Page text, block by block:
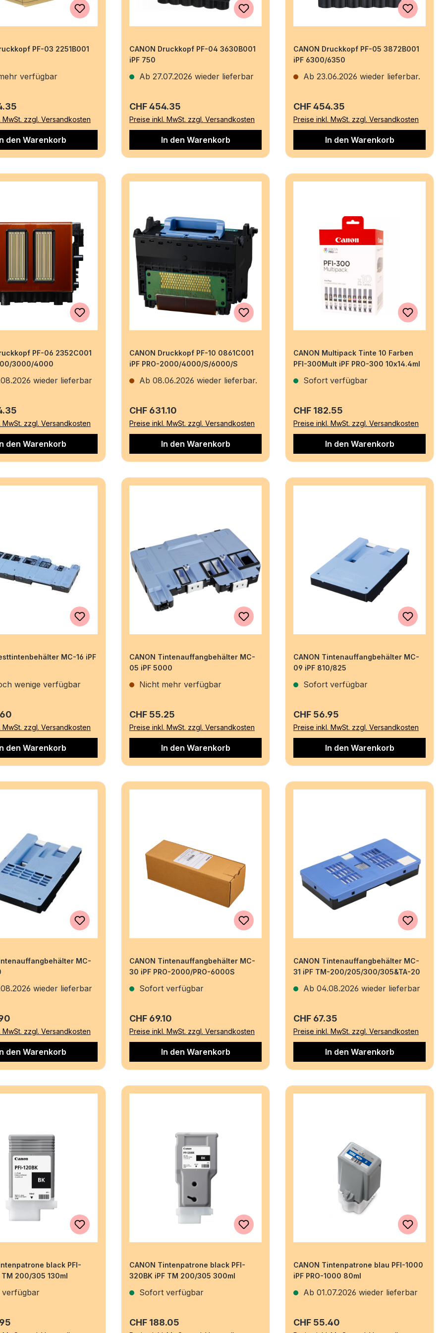
PF-03 2251B001
verfügbar
Preis:
MwSt. zzgl. Versandkosten
den Warenkorb
CANON Druckkopf PF-04 3630B001
iPF 750
Ab 27.07.2026 wieder lieferbar
Regulärer Preis:
CHF 454.35
Preise inkl. MwSt. zzgl. Versandkosten
In den Warenkorb
CANON Druckkopf PF-05 3872B001
iPF 6300/6350
Ab 23.06.2026 wieder lieferbar.
Regulärer Preis:
CHF 454.35
Preise inkl. MwSt. zzgl. Versandkosten
In den Warenkorb
PF-06 2352C001
3000/4000
wieder lieferbar
Preis:
MwSt. zzgl. Versandkosten
den Warenkorb
CANON Druckkopf PF-10 0861C001
iPF PRO-2000/4000/S/6000/S
Ab 08.06.2026 wieder lieferbar.
Regulärer Preis:
CHF 631.10
Preise inkl. MwSt. zzgl. Versandkosten
In den Warenkorb
CANON Multipack Tinte 10 Farben
PFI-300Mult iPF PRO-300 10x14.4ml
Sofort verfügbar
Regulärer Preis:
CHF 182.55
Preise inkl. MwSt. zzgl. Versandkosten
In den Warenkorb
MC-16 iPF
wenige verfügbar
Preis:
MwSt. zzgl. Versandkosten
den Warenkorb
CANON Tintenauffangbehälter MC-
05 iPF 5000
Nicht mehr verfügbar
Regulärer Preis:
CHF 55.25
Preise inkl. MwSt. zzgl. Versandkosten
In den Warenkorb
CANON Tintenauffangbehälter MC-
09 iPF 810/825
Sofort verfügbar
Regulärer Preis:
CHF 56.95
Preise inkl. MwSt. zzgl. Versandkosten
In den Warenkorb
MC-
wieder lieferbar
Preis:
MwSt. zzgl. Versandkosten
den Warenkorb
CANON Tintenauffangbehälter MC-
30 iPF PRO-2000/PRO-6000S
Sofort verfügbar
Regulärer Preis:
CHF 69.10
Preise inkl. MwSt. zzgl. Versandkosten
In den Warenkorb
CANON Tintenauffangbehälter MC-
31 iPF TM-200/205/300/305&TA-20
Ab 04.08.2026 wieder lieferbar
Regulärer Preis:
CHF 67.35
Preise inkl. MwSt. zzgl. Versandkosten
In den Warenkorb
black PFI-
TM 200/305 130ml
Preis:
CANON Tintenpatrone black PFI-
320BK iPF TM 200/305 300ml
Sofort verfügbar
Regulärer Preis:
CHF 188.05
CANON Tintenpatrone blau PFI-1000
iPF PRO-1000 80ml
Ab 01.07.2026 wieder lieferbar
Regulärer Preis:
CHF 55.40